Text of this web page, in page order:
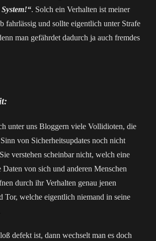
. Solch ein Verhalten ist meiner
fahrlässig und sollte eigentlich unter Strafe
man gefährdet dadurch ja auch fremdes
unter uns Bloggern viele Vollidioten, die
von Sicherheitsupdates noch nicht
verstehen scheinbar nicht, welch eine
von sich und anderen Menschen
durch ihr Verhalten genau jenen
Tor, welche eigentlich niemand in seine
defekt ist, dann wechselt man es doch